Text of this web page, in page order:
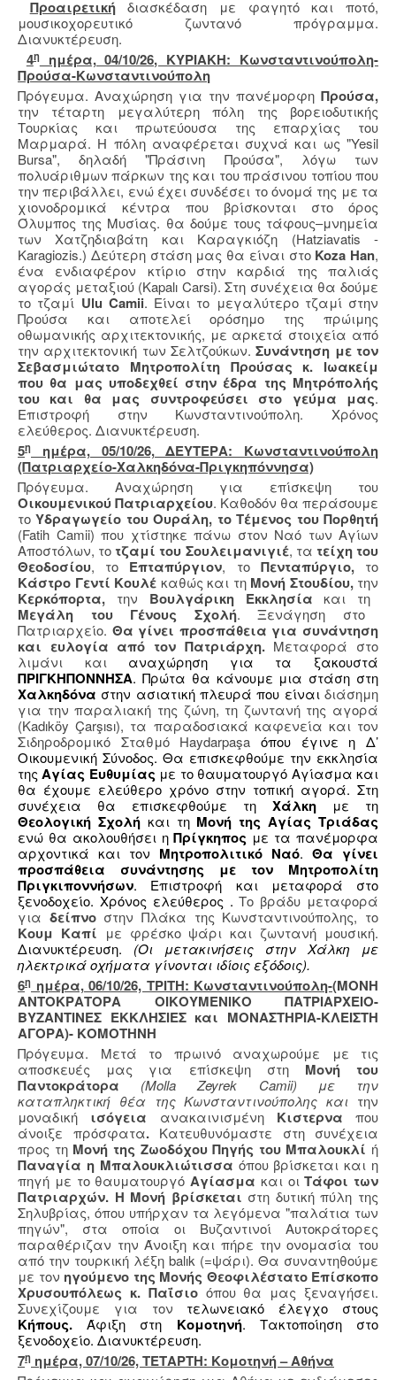
Προαιρετική
διασκέδαση με φαγητό και ποτό,
μουσικοχορευτικό ζωντανό πρόγραμμα.
Διανυκτέρευση.
4η
ημέρα, 04/10/26, ΚΥΡΙΑΚΗ: Κωνσταντινούπολη-
Προύσα-Κωνσταντινούπολη
Πρόγευμα. Αναχώρηση για την πανέμορφη Προύσα,
την τέταρτη μεγαλύτερη πόλη της βορειοδυτικής
Τουρκίας και πρωτεύουσα της επαρχίας του
Μαρμαρά. Η πόλη αναφέρεται συχνά και ως "Yesil
Bursa", δηλαδή "Πράσινη Προύσα", λόγω των
πολυάριθμων πάρκων της και του πράσινου τοπίου που
την περιβάλλει, ενώ έχει συνδέσει το όνομά της με τα
χιονοδρομικά κέντρα που βρίσκονται στο όρος
Όλυμπος της Μυσίας. θα δούμε τους τάφους–μνημεία
των Χατζηδιαβάτη και Καραγκιόζη (Hatziavatis -
Karagiozis.) Δεύτερη στάση μας θα είναι στο Koza Han,
ένα ενδιαφέρον κτίριο στην καρδιά της παλιάς
αγοράς μεταξιού (Kapalı Carsi). Στη συνέχεια θα δούμε
το τζαμί Ulu Camii. Είναι το μεγαλύτερο τζαμί στην
Προύσα και αποτελεί ορόσημο της πρώιμης
οθωμανικής αρχιτεκτονικής, με αρκετά στοιχεία από
την αρχιτεκτονική των Σελτζούκων.Συνάντηση με τον
Σεβασμιώτατο Μητροπολίτη Προύσας κ. Ιωακείμ
που θα μας υποδεχθεί στην έδρα της Μητρόπολής
του και θα μας συντροφεύσει στο γεύμα μας.
Επιστροφή στην Κωνσταντινούπολη. Χρόνος
ελεύθερος. Διανυκτέρευση.
5η
ημέρα, 05/10/26, ΔΕΥΤΕΡΑ: Κωνσταντινούπολη
(Πατριαρχείο-Χαλκηδόνα-Πριγκηπόννησα)
Πρόγευμα. Αναχώρηση για επίσκεψη του
Οικουμενικού Πατριαρχείου. Καθοδόν θα περάσουμε
τοΥδραγωγείο του Ουράλη, το Τέμενος του Πορθητή
(Fatih Camii) που χτίστηκε πάνω στον Ναό των Αγίων
Αποστόλων, το τζαμί του Σουλειμανιγιέ, τα τείχη του
Θεοδοσίου, το Επταπύργιον, το Πενταπύργιο, το
Κάστρο Γεντί Κουλέ καθώς και τη Μονή Στουδίου, την
Κερκόπορτα, την Βουλγάρικη Εκκλησίακαι τη
Μεγάλη του Γένους Σχολή. Ξενάγηση στο
Πατριαρχείο. Θα γίνει προσπάθεια για συνάντηση
και ευλογία από τον Πατριάρχη.Μεταφορά στο
λιμάνι και αναχώρηση για τα ξακουστά
ΠΡΙΓΚΗΠΟΝΝΗΣΑ. Πρώτα θα κάνουμε μια στάση στη
Χαλκηδόνα στην ασιατική πλευρά που είναι διάσημη
για την παραλιακή της ζώνη, τη ζωντανή της αγορά
(Kadıköy Çarşısı), τα παραδοσιακά καφενεία και τον
Σιδηροδρομικό Σταθμό Haydarpaşa όπου έγινε η Δ’
Οικουμενική Σύνοδος. Θα επισκεφθούμε την εκκλησία
τηςΑγίας Ευθυμίας με το θαυματουργό Αγίασμα και
θα έχουμε ελεύθερο χρόνο στην τοπική αγορά. Στη
συνέχεια θα επισκεφθούμε τη Χάλκη με τη
Θεολογική Σχολήκαι τη Μονή της Αγίας Τριάδας
ενώ θα ακολουθήσει ηΠρίγκηπος με τα πανέμορφα
αρχοντικά και τον Μητροπολιτικό Ναό. Θα γίνει
προσπάθεια συνάντησης με τον Μητροπολίτη
Πριγκιποννήσων. Επιστροφή και μεταφορά στο
ξενοδοχείο. Χρόνος ελεύθερος .Το βράδυ μεταφορά
για δείπνο στην Πλάκα της Κωνσταντινούπολης, το
Κουμ Καπί με φρέσκο ψάρι και ζωντανή μουσική.
Διανυκτέρευση. (Οι μετακινήσεις στην Χάλκη με
ηλεκτρικά οχήματα γίνονται ιδίοις εξόδοις).
6η ημέρα, 06/10/26, ΤΡΙΤΗ: Κωνσταντινούπολη-(ΜΟΝΗ
ΑΝΤΟΚΡΑΤΟΡΑ ΟΙΚΟΥΜΕΝΙΚΟ ΠΑΤΡΙΑΡΧΕΙΟ-
ΒΥΖΑΝΤΙΝΕΣ ΕΚΚΛΗΣΙΕΣ και ΜΟΝΑΣΤΗΡΙΑ-ΚΛΕΙΣΤΗ
ΑΓΟΡΑ)- ΚΟΜΟΤΗΝΗ
Πρόγευμα. Μετά το πρωινό αναχωρούμε με τις
αποσκευές μας για επίσκεψη στη Μονή του
Παντοκράτορα (Molla Zeyrek Camii) με την
καταπληκτική θέα της Κωνσταντινούπολης και την
μοναδική ισόγεια ανακαινισμένη Κιστερνα που
άνοιξε πρόσφατα.Κατευθυνόμαστε στη συνέχεια
προς τη Μονή της Ζωοδόχου Πηγής του Μπαλουκλί ή
Παναγία η Μπαλουκλιώτισσα όπου βρίσκεται και η
πηγή με το θαυματουργό Αγίασμα και οιΤάφοι των
Πατριαρχών. Η Μονή βρίσκεται στη δυτική πύλη της
Σηλυβρίας, όπου υπήρχαν τα λεγόμενα "παλάτια των
πηγών", στα οποία οι Βυζαντινοί Αυτοκράτορες
παραθέριζαν την Άνοιξη και πήρε την ονομασία του
από την τουρκική λέξη balık (=ψάρι). Θα συναντηθούμε
με τον ηγούμενο της Μονής Θεοφιλέστατο Επίσκοπο
Χρυσουπόλεως κ. Παΐσιοόπου θα μας ξεναγήσει.
Συνεχίζουμε για τον τελωνειακό έλεγχο στους
Κήπους. Άφιξη στη Κομοτηνή. Τακτοποίηση στο
ξενοδοχείο. Διανυκτέρευση.
7η ημέρα, 07/10/26, ΤΕΤΑΡΤΗ: Κομοτηνή – Αθήνα